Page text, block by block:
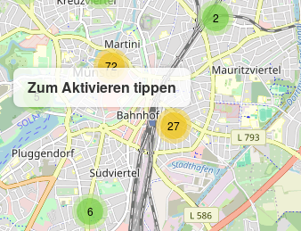
Zum Aktivieren tippen
2
6
27
5
72